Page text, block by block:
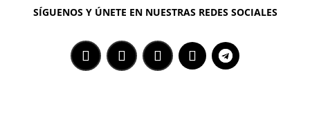
SÍGUENOS Y ÚNETE EN NUESTRAS REDES SOCIALES